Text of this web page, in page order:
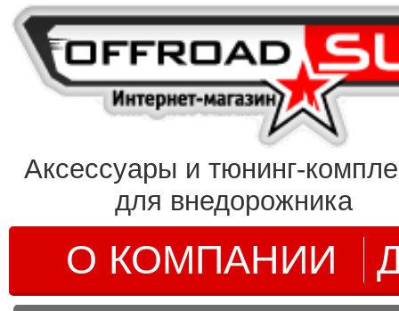
Аксессуары и тюнинг-
для внедорожника
О КОМПАНИИ